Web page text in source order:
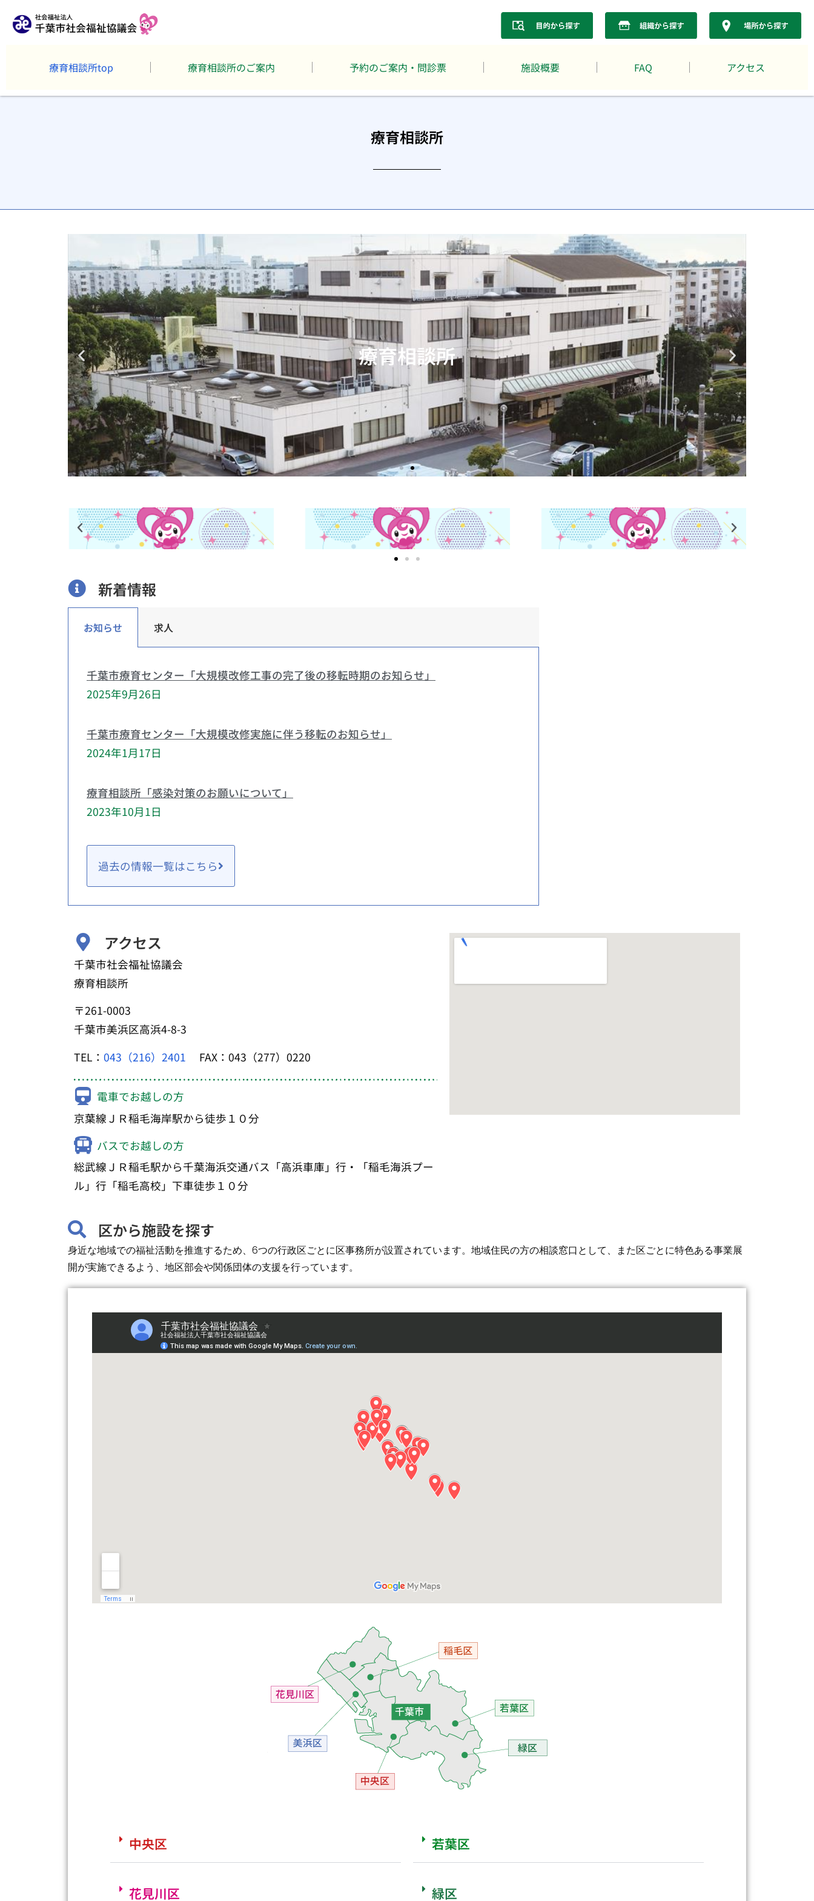
療育相談所top 療育相談所のご案内 予約のご案内・問診票 施設概要 FAQ アクセス
療育相談所
療育相談所
新着情報
お知らせ 求人
千葉市療育センター「大規模改修工事の完了後の移転時期のお知らせ」
2025年9月26日
千葉市療育センター「大規模改修実施に伴う移転のお知らせ」
2024年1月17日
療育相談所「感染対策のお願いについて」
2023年10月1日
過去の情報一覧はこちら
アクセス
千葉市社会福祉協議会
療育相談所
〒261-0003
千葉市美浜区高浜4-8-3
TEL： 043（216）2401 FAX：043（277）0220
電車でお越しの方
京葉線ＪＲ稲毛海岸駅から徒歩１０分
バスでお越しの方
総武線ＪＲ稲毛駅から千葉海浜交通バス「高浜車庫」行・「稲毛海浜プー
ル」行「稲毛高校」下車徒歩１０分
区から施設を探す
身近な地域での福祉活動を推進するため、6つの行政区ごとに区事務所が設置されています。地域住民の方の相談窓口として、また区ごとに特色ある事業展
開が実施できるよう、地区部会や関係団体の支援を行っています。
中央区
花見川区
若葉区
緑区